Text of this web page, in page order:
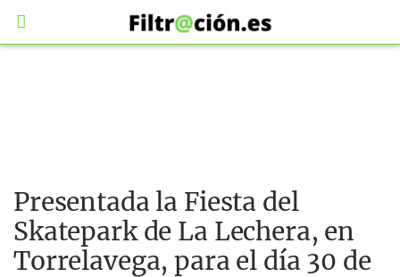
Presentada la Fiesta del
Skatepark de La Lechera, en
Torrelavega, para el día 30 de